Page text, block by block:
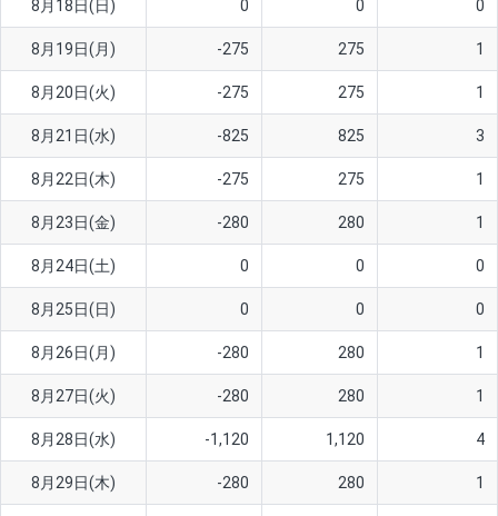
ソ/円は10万通貨単位。
8月18日(日) 0 0 0
8月19日(月) -275 275 1
8月20日(火) -275 275 1
8月21日(水) -825 825 3
8月22日(木) -275 275 1
8月23日(金) -280 280 1
8月24日(土) 0 0 0
8月25日(日) 0 0 0
8月26日(月) -280 280 1
8月27日(火) -280 280 1
8月28日(水) -1,120 1,120 4
8月29日(木) -280 280 1